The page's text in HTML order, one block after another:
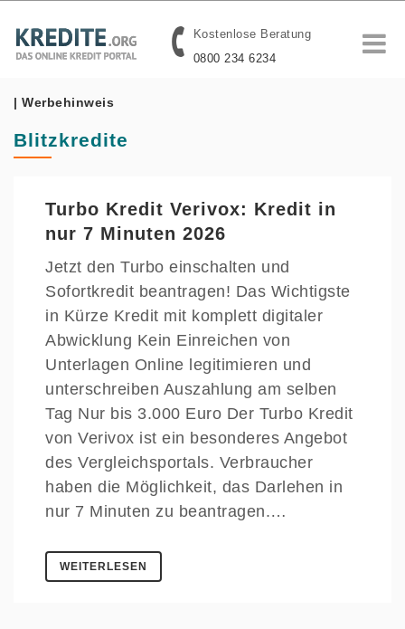
Kostenlose Beratung
0800 234 6234
| Werbehinweis
Blitzkredite
Turbo Kredit Verivox: Kredit in
nur 7 Minuten 2026
Jetzt den Turbo einschalten und
Sofortkredit beantragen! Das Wichtigste
in Kürze Kredit mit komplett digitaler
Abwicklung Kein Einreichen von
Unterlagen Online legitimieren und
unterschreiben Auszahlung am selben
Tag Nur bis 3.000 Euro Der Turbo Kredit
von Verivox ist ein besonderes Angebot
des Vergleichsportals. Verbraucher
haben die Möglichkeit, das Darlehen in
nur 7 Minuten zu beantragen.…
WEITERLESEN